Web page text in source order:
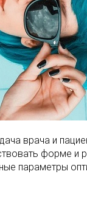
врача и
форме и
параметры